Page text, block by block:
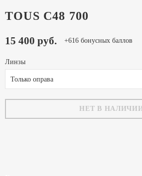
TOUS C48 700
15 400 руб. +616 бонусных баллов
Линзы
Только оправа
НЕТ В НАЛИЧИИ